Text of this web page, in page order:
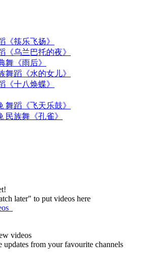
《筷乐飞扬》
《乌兰巴托的夜》
舞《雨后》
舞蹈《水的女儿》
《十八焕蝶》
舞蹈《飞天乐鼓》
民族舞《孔雀》
later" to put videos here
videos
updates from your favourite channels